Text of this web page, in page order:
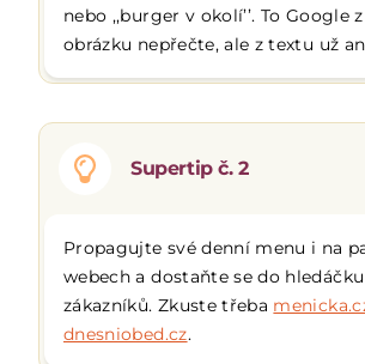
nebo ‚‚burger v okolí’’. To Google
obrázku nepřečte, ale z textu už
Supertip č. 2
Propagujte své denní menu i na
webech a dostaňte se do
zákazníků. Zkuste třeba
dnesniobed.cz.